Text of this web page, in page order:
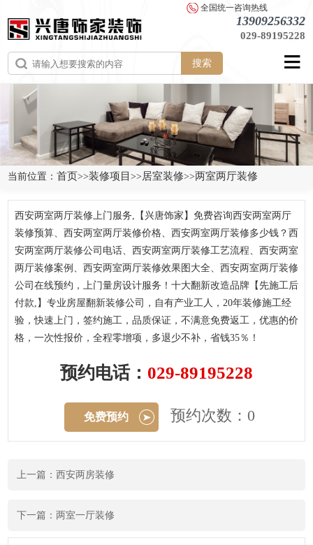
全国统一咨询热线
13909256332
029-89195228
搜索
当前位置：首页>>装修项目>>居室装修>>两室两厅装修
西安两室两厅装修上门服务,【兴唐饰家】免费咨询西安两室两厅
装修预算、西安两室两厅装修价格、西安两室两厅装修多少钱？西
安两室两厅装修公司电话、西安两室两厅装修工艺流程、西安两室
两厅装修案例、西安两室两厅装修效果图大全、西安两室两厅装修
公司在线预约，上门量房设计服务！十大翻新改造品牌【先施工后
付款,】专业房屋翻新装修公司，自有产业工人，20年装修施工经
验，快速上门，签约施工，品质保证，不满意免费返工，优惠的价
格，一次性报价，全程零增项，多退少不补，省钱35％！
预约电话： 029-89195228
免费预约 预约次数：0
上一篇：西安两房装修
下一篇：两室一厅装修